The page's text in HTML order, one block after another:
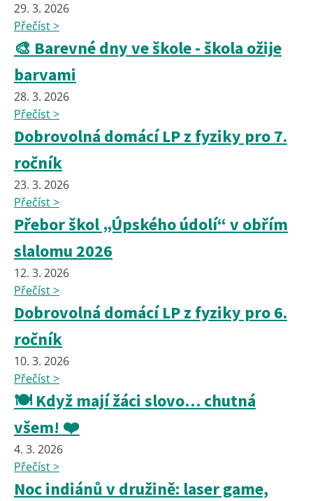
29. 3. 2026
Přečíst >
🎨 Barevné dny ve škole - škola ožije
barvami
28. 3. 2026
Přečíst >
Dobrovolná domácí LP z fyziky pro 7.
ročník
23. 3. 2026
Přečíst >
Přebor škol „Úpského údolí“ v obřím
slalomu 2026
12. 3. 2026
Přečíst >
Dobrovolná domácí LP z fyziky pro 6.
ročník
10. 3. 2026
Přečíst >
🍽️ Když mají žáci slovo… chutná
všem! ❤️
4. 3. 2026
Přečíst >
Noc indiánů v družině: laser game,